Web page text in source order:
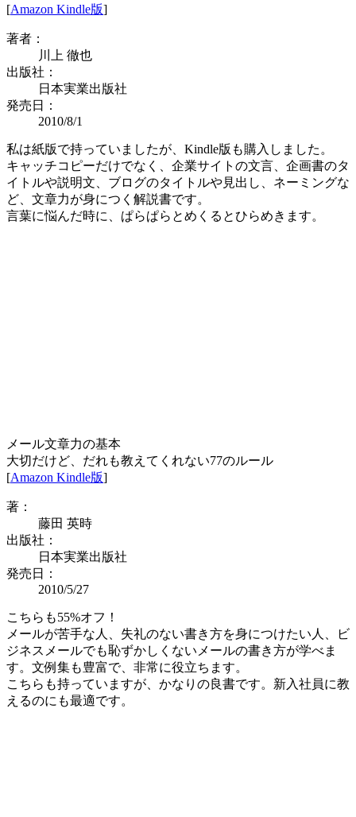
[Amazon Kindle版]
著者：
川上 徹也
出版社：
日本実業出版社
発売日：
2010/8/1
私は紙版で持っていましたが、Kindle版も購入しました。
キャッチコピーだけでなく、企業サイトの文言、企画書のタ
イトルや説明文、ブログのタイトルや見出し、ネーミングな
ど、文章力が身につく解説書です。
言葉に悩んだ時に、ぱらぱらとめくるとひらめきます。
メール文章力の基本
大切だけど、だれも教えてくれない77のルール
[Amazon Kindle版]
著：
藤田 英時
出版社：
日本実業出版社
発売日：
2010/5/27
こちらも55%オフ！
メールが苦手な人、失礼のない書き方を身につけたい人、ビ
ジネスメールでも恥ずかしくないメールの書き方が学べま
す。文例集も豊富で、非常に役立ちます。
こちらも持っていますが、かなりの良書です。新入社員に教
えるのにも最適です。